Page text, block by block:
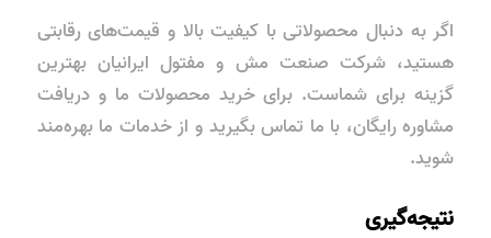
اگر به دنبال محصولاتی با کیفیت بالا و قیمت‌های رقابتی
هستید، شرکت صنعت مش و مفتول ایرانیان بهترین
گزینه برای شماست. برای خرید محصولات ما و دریافت
مشاوره رایگان، با ما تماس بگیرید و از خدمات ما بهره‌مند
شوید.
نتیجه‌گیری